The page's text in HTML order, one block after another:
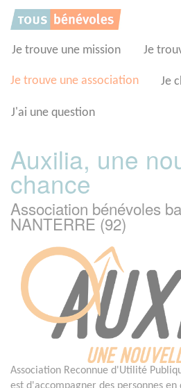
Je trouve une mission Je
Je trouve une association Je
J'ai une question
Auxilia, une
chance
Association bénévoles
NANTERRE (92)
Association Reconnue d'Utilité
Panneau de gestion des cookies